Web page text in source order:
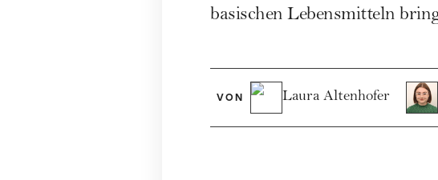
basischen Lebensmitteln
VON Laura Altenhofer